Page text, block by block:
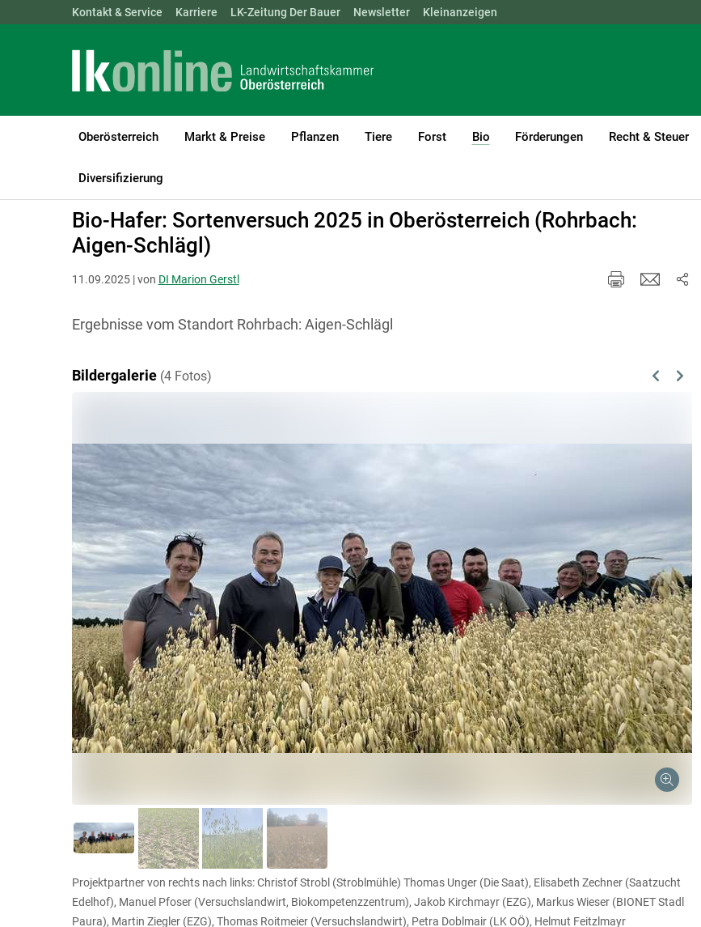
Landwirtschaftskammern: ÖSTERREICH BGLD KTN NÖ OÖ SBG STMK
Kontakt & Service Karriere LK-Zeitung Der Bauer Newsletter Kleinanzeigen
Oberösterreich Markt & Preise Pflanzen Tiere Forst Bio
(current)1
Förderungen Recht & Steuer
Diversifizierung
LK Oberösterreich Bio
Bio-Hafer: Sortenversuch 2025 in Oberösterreich (Rohrbach:
Aigen-Schlägl)
11.09.2025 | von DI Marion Gerstl
Ergebnisse vom Standort Rohrbach: Aigen-Schlägl
Bildergalerie (4 Fotos) Previous
Next
Projektpartner von rechts nach links: Christof Strobl (Stroblmühle) Thomas Unger (Die Saat), Elisabeth Zechner (Saatzucht
Edelhof), Manuel Pfoser (Versuchslandwirt, Biokompetenzzentrum), Jakob Kirchmayr (EZG), Markus Wieser (BIONET Stadl
Paura), Martin Ziegler (EZG), Thomas Roitmeier (Versuchslandwirt), Petra Doblmair (LK OÖ), Helmut Feitzlmayr